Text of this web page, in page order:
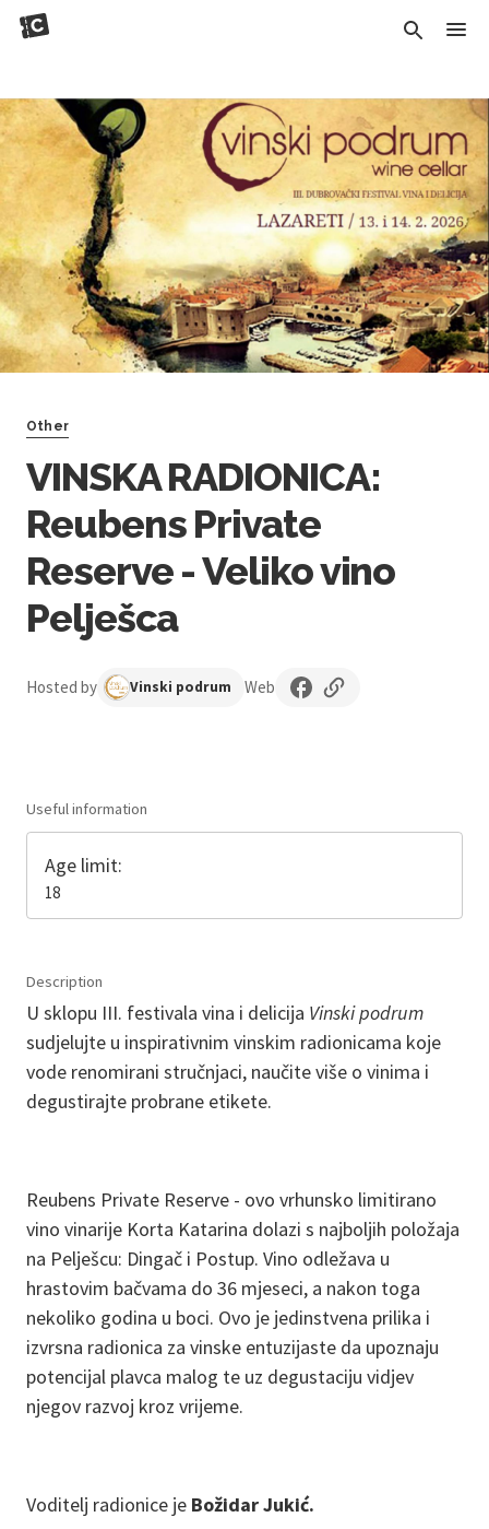
Other
VINSKA RADIONICA:
Reubens Private
Reserve - Veliko vino
Pelješca
Hosted by Vinski podrum Web
Useful information
Age limit:
18
Description
U sklopu III. festivala vina i delicija Vinski podrum
sudjelujte u inspirativnim vinskim radionicama koje
vode renomirani stručnjaci, naučite više o vinima i
degustirajte probrane etikete.
Reubens Private Reserve - ovo vrhunsko limitirano
vino vinarije Korta Katarina dolazi s najboljih položaja
na Pelješcu: Dingač i Postup. Vino odležava u
hrastovim bačvama do 36 mjeseci, a nakon toga
nekoliko godina u boci. Ovo je jedinstvena prilika i
izvrsna radionica za vinske entuzijaste da upoznaju
potencijal plavca malog te uz degustaciju vidjev
njegov razvoj kroz vrijeme.
Voditelj radionice je Božidar Jukić.